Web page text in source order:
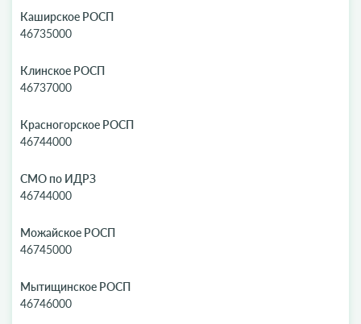
Каширское РОСП
46735000
Клинское РОСП
46737000
Красногорское РОСП
46744000
СМО по ИДРЗ
46744000
Можайское РОСП
46745000
Мытищинское РОСП
46746000